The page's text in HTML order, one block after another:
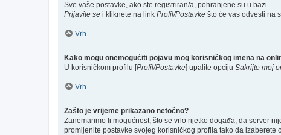
Sve vaše postavke, ako ste registriran/a, pohranjene su u bazi.
Prijavite se i kliknete na link Profil/Postavke što će vas odvesti na
Vrh
Kako mogu onemogućiti pojavu mog korisničkog imena na
U korisničkom profilu [Profil/Postavke] upalite opciju Sakrijte moj
Vrh
Zašto je vrijeme prikazano netočno?
Zanemarimo li mogućnost, što se vrlo rijetko događa, da server
promijenite postavke svojeg korisničkog profila tako da